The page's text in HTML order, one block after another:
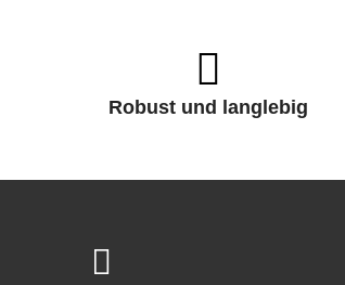
Robust und langlebig